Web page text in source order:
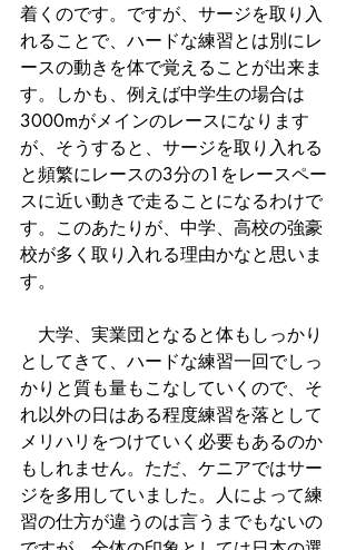
着くのです。ですが、サージを取り入
れることで、ハードな練習とは別にレ
ースの動きを体で覚えることが出来ま
す。しかも、例えば中学生の場合は
3000mがメインのレースになります
が、そうすると、サージを取り入れる
と頻繁にレースの3分の1をレースペー
スに近い動きで走ることになるわけで
す。このあたりが、中学、高校の強豪
校が多く取り入れる理由かなと思いま
す。
大学、実業団となると体もしっかり
としてきて、ハードな練習一回でしっ
かりと質も量もこなしていくので、そ
れ以外の日はある程度練習を落として
メリハリをつけていく必要もあるのか
もしれません。ただ、ケニアではサー
ジを多用していました。人によって練
習の仕方が違うのは言うまでもないの